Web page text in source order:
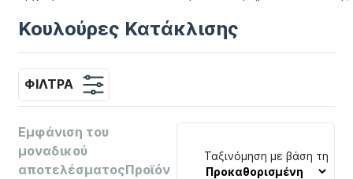
Κουλούρες Κατάκλισης
ΦΊΛΤΡΑ
Εμφάνιση του
μοναδικού
αποτελέσματοςΠροϊόν
Ταξινόμηση με βάση τη